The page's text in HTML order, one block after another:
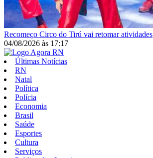
Recomeço Circo do Tirú vai retomar atividades
04/08/2026 às 17:17
Últimas Notícias
RN
Natal
Política
Polícia
Economia
Brasil
Saúde
Esportes
Cultura
Serviços